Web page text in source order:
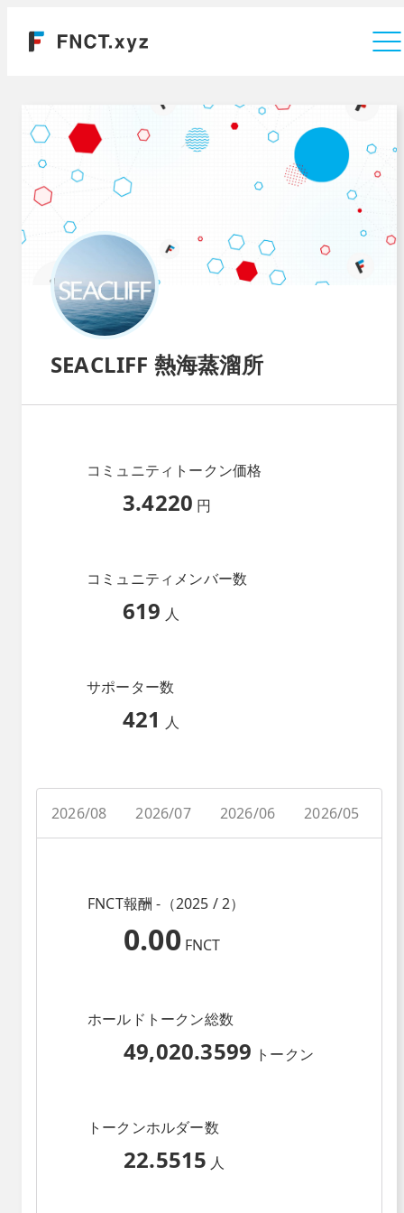
SEACLIFF 熱海蒸溜所
コミュニティトークン価格
3.4220 円
コミュニティメンバー数
619 人
サポーター数
421 人
2026/08 2026/07 2026/06 2026/05
FNCT報酬 -（2025 / 2）
0.00 FNCT
ホールドトークン総数
49,020.3599 トークン
トークンホルダー数
22.5515 人